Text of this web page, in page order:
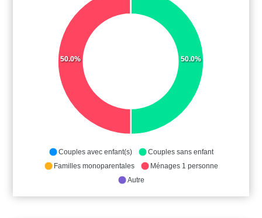
50.0%
50.0%
Couples avec enfant(s)
Couples sans enfant
Familles monoparentales
Ménages 1 personne
Autre